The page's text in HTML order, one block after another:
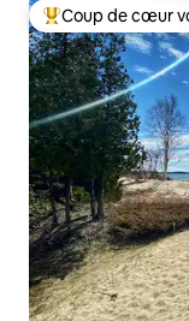
Coups de cœur
Coup de cœur